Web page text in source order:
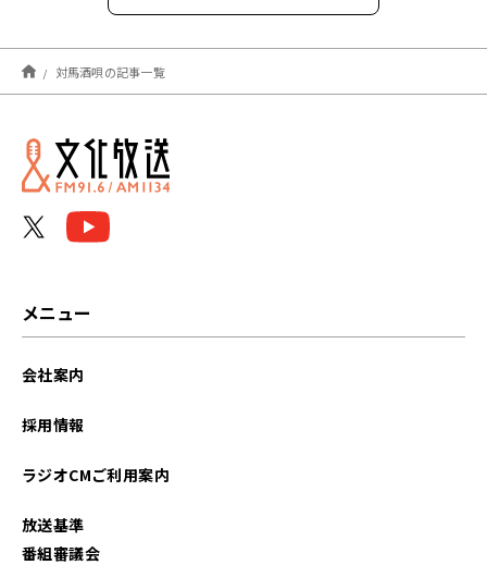
2021年03月
対馬酒唄の記事一覧
メニュー
会社案内
採用情報
ラジオCMご利用案内
放送基準
番組審議会